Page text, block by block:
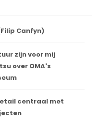
Canfyn)
zijn voor mij
over OMA's
centraal met